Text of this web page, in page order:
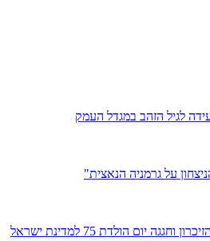
לגיל הזהב במגדל העמק
על גרמניה הנאצית"
יום הולדת 75 למדינת ישראל